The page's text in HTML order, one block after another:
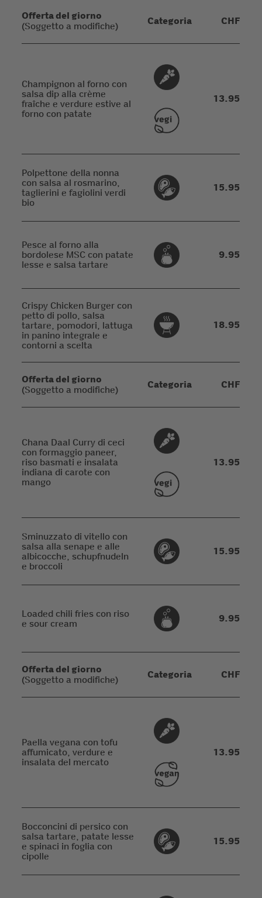
Offerta del giorno
(Soggetto a modifiche) Categoria CHF
Champignon al forno con
salsa dip alla crème
fraîche e verdure estive al
forno con patate
13.95
Polpettone della nonna
con salsa al rosmarino,
taglierini e fagiolini verdi
bio
15.95
Pesce al forno alla
bordolese MSC con patate
lesse e salsa tartare
9.95
Crispy Chicken Burger con
petto di pollo, salsa
tartare, pomodori, lattuga
in panino integrale e
contorni a scelta
18.95
Offerta del giorno
(Soggetto a modifiche) Categoria CHF
Chana Daal Curry di ceci
con formaggio paneer,
riso basmati e insalata
indiana di carote con
mango
13.95
Sminuzzato di vitello con
salsa alla senape e alle
albicocche, schupfnudeln
e broccoli
15.95
Loaded chili fries con riso
e sour cream
9.95
Offerta del giorno
(Soggetto a modifiche) Categoria CHF
Paella vegana con tofu
affumicato, verdure e
insalata del mercato
13.95
Bocconcini di persico con
salsa tartare, patate lesse
e spinaci in foglia con
cipolle
15.95